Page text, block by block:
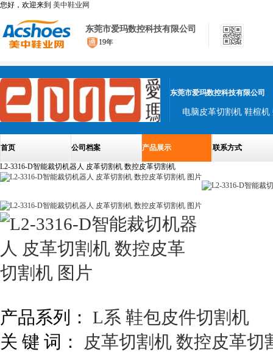
您好，欢迎来到 美中鞋业网
东莞市爱玛数控科技有限公司
19年
东莞市爱玛数控科技有限公司
首页 公司档案 产品展示 联系方式
L2-3316-D智能裁切机器人 皮革切割机 数控皮革切割机
产品系列： L系 鞋包皮件切割机
关 键 词：
皮革切割机 数控皮革切